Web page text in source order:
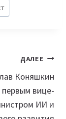
ДАЛЕЕ
Коняшкин
первым вице-
ИИ и